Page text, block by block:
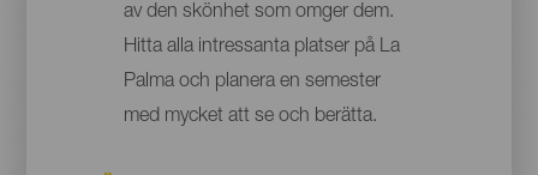
av den skönhet som omger dem.
Hitta alla intressanta platser på La
Palma och planera en semester
med mycket att se och berätta.